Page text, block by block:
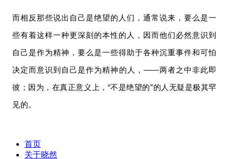
而相反那些说出自己是绝望的人们，通常说来，要么是一
些有着这样一种更深刻的本性的人，因而他们必然意识到
自己是作为精神，要么是一些得助于各种沉重事件和可怕
决定而意识到自己是作为精神的人，——两者之中非此即
彼； 因为，在真正意义上，“不是绝望的”的人无疑是极其罕
见的。
首页
关于晓然